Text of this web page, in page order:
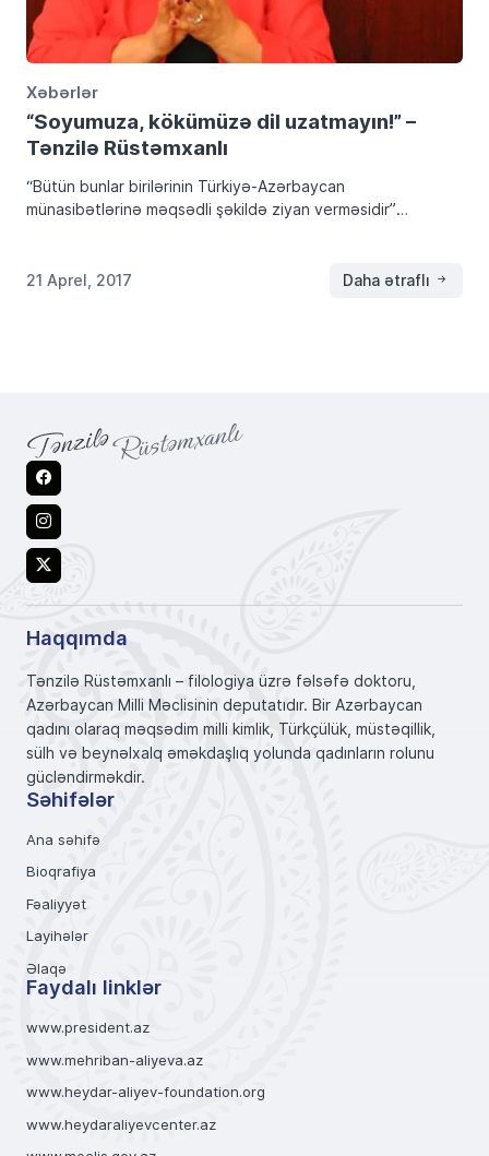
Xəbərlər
“Soyumuza, kökümüzə dil uzatmayın!” –
Tənzilə Rüstəmxanlı
“Bütün bunlar birilərinin Türkiyə-Azərbaycan
münasibətlərinə məqsədli şəkildə ziyan verməsidir”
verin! Mən öz məmləkətimdə, uğrunda […]
21 Aprel, 2017 Daha ətraflı
Facebook
Instagram
X
Haqqımda
Tənzilə Rüstəmxanlı – filologiya üzrə fəlsəfə doktoru,
Azərbaycan Milli Məclisinin deputatıdır. Bir Azərbaycan
qadını olaraq məqsədim milli kimlik, Türkçülük, müstəqillik,
sülh və beynəlxalq əməkdaşlıq yolunda qadınların rolunu
gücləndirməkdir.
Səhifələr
Ana səhifə
Bioqrafiya
Fəaliyyət
Layihələr
Əlaqə
Faydalı linklər
www.president.az
www.mehriban-aliyeva.az
www.heydar-aliyev-foundation.org
www.heydaraliyevcenter.az